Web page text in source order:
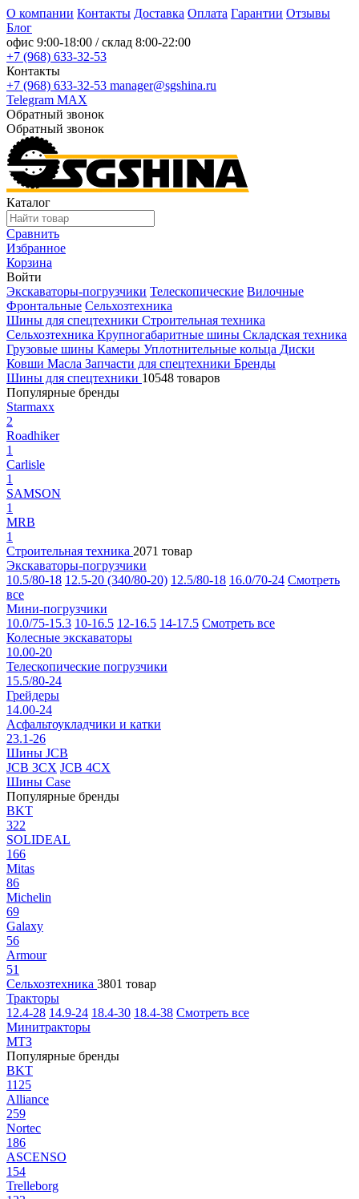
О компании Контакты Доставка Оплата Гарантии Отзывы
Блог
офис 9:00-18:00 / склад 8:00-22:00
+7 (968) 633-32-53
Контакты
+7 (968) 633-32-53 manager@sgshina.ru
Telegram MAX
Обратный звонок
Обратный звонок
Каталог
Сравнить
Избранное
Корзина
Войти
Экскаваторы-погрузчики Телескопические Вилочные
Фронтальные Сельхозтехника
Шины для спецтехники Строительная техника
Сельхозтехника Крупногабаритные шины Складская техника
Грузовые шины Камеры Уплотнительные кольца Диски
Ковши Масла Запчасти для спецтехники Бренды
Шины для спецтехники 10548 товаров
Популярные бренды
Starmaxx
2
Roadhiker
1
Carlisle
1
SAMSON
1
MRB
1
Строительная техника 2071 товар
Экскаваторы-погрузчики
10.5/80-18 12.5-20 (340/80-20) 12.5/80-18 16.0/70-24 Смотреть
все
Мини-погрузчики
10.0/75-15.3 10-16.5 12-16.5 14-17.5 Смотреть все
Колесные экскаваторы
10.00-20
Телескопические погрузчики
15.5/80-24
Грейдеры
14.00-24
Асфальтоукладчики и катки
23.1-26
Шины JCB
JCB 3CX JCB 4CX
Шины Case
Популярные бренды
BKT
322
SOLIDEAL
166
Mitas
86
Michelin
69
Galaxy
56
Armour
51
Сельхозтехника 3801 товар
Тракторы
12.4-28 14.9-24 18.4-30 18.4-38 Смотреть все
Минитракторы
МТЗ
Популярные бренды
BKT
1125
Alliance
259
Nortec
186
ASCENSO
154
Trelleborg